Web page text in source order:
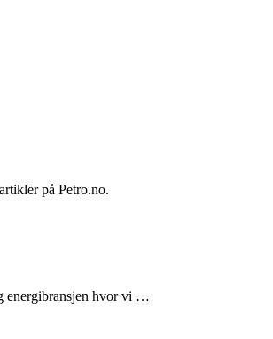
på Petro.no.
energibransjen hvor vi …